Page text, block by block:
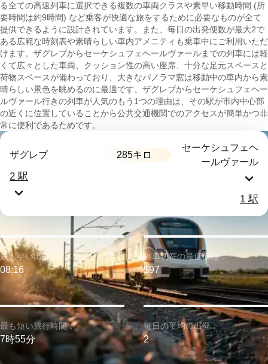
る全ての高速列車に選択できる複数の車両クラスや素早い移動時間 (所
要時間は約9時間) など乗客が快適な旅をするために必要なものが全て
提供できるように設計されています。また、毎日の出発便数が最大2で
ある広範な時刻表や素晴らしい車内アメニティも乗車中にご利用いただ
けます。ザグレブからセーケシュフェヘールヴァールまでの列車には軽
くて広々とした車両、クッション性の高い座席、十分な足元スペースと
荷物スペースが備わっており、大きなパノラマ窓は移動中の車内から素
晴らしい景色を眺めるのに最適です。ザグレブからセーケシュフェヘー
ルヴァール行きの列車が人気のもう1つの理由は、その駅が市内中心部
の近くに位置していることから公共交通機関でのアクセスが簡単かつ非
常に便利であるためです。
ザグレブ 285キロ
セーケシュフェヘ
ールヴァール
2 駅
1 駅
最も短い旅行時間：
7時55分
最も早い出発：
08:16
列車切符の最低価格：
$97
毎日の平均の出発：
2